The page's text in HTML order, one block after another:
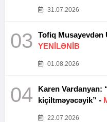
31.07.2026
03
YENİLƏNİB
01.08.2026
04
Karen Vardanyan:
kiçiltməyəcəyik” -
22.07.2026